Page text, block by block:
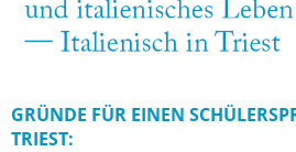
GRÜNDE FÜR EINEN
TRIEST: